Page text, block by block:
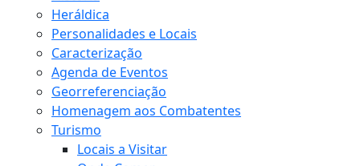
Heráldica
Personalidades e Locais
Caracterização
Agenda de Eventos
Georreferenciação
Homenagem aos Combatentes
Turismo
Locais a Visitar